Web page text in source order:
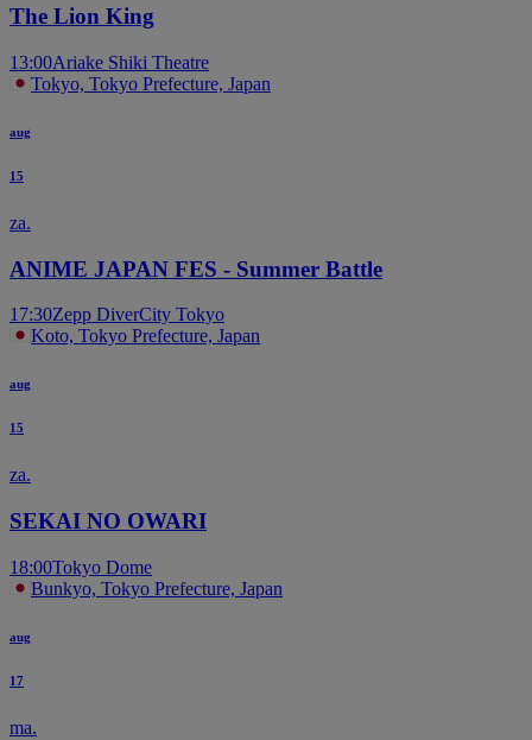
The Lion King
13:00Ariake Shiki Theatre
Tokyo, Tokyo Prefecture, Japan
aug
15
za.
ANIME JAPAN FES - Summer Battle
17:30Zepp DiverCity Tokyo
Koto, Tokyo Prefecture, Japan
aug
15
za.
SEKAI NO OWARI
18:00Tokyo Dome
Bunkyo, Tokyo Prefecture, Japan
aug
17
ma.